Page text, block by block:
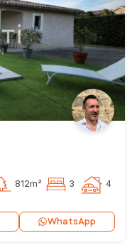
812m² 3 4
WhatsApp